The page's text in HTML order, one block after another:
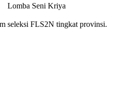
Lomba Seni Kriya
seleksi FLS2N tingkat provinsi.